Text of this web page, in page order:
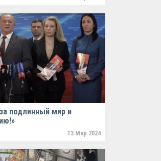
подлинный мир и
13 Мар 2024